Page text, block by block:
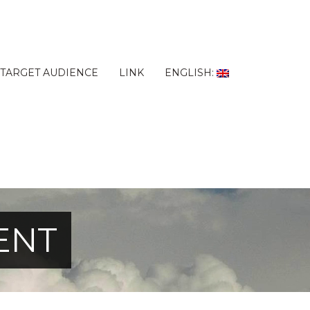
TARGET AUDIENCE LINK ENGLISH: